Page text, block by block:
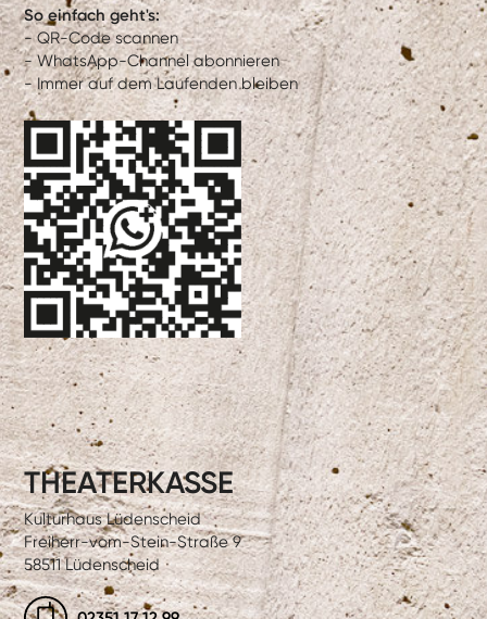
So einfach geht's:
- QR-Code scannen
- WhatsApp-Channel abonnieren
- Immer auf dem Laufenden bleiben
THEATERKASSE
Kulturhaus Lüdenscheid
Freiherr-vom-Stein-Straße 9
58511 Lüdenscheid